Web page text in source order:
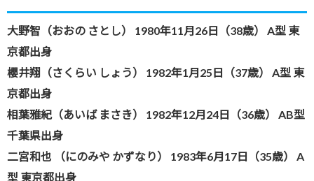
大野智（おおの さとし） 1980年11月26日（38歳） A型 東
京都出身
櫻井翔（さくらい しょう） 1982年1月25日（37歳） A型 東
京都出身
相葉雅紀（あいば まさき） 1982年12月24日（36歳） AB型
千葉県出身
二宮和也 （にのみや かずなり） 1983年6月17日（35歳） A
型 東京都出身